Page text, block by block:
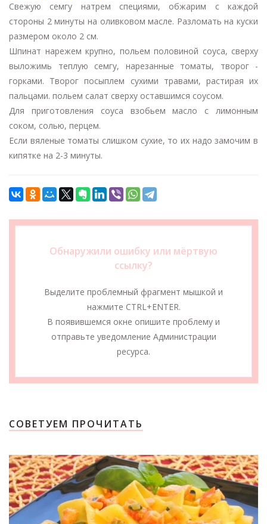
Свежую семгу натрем специями, обжарим с каждой
стороны 2 минуты на оливковом масле. Разломать на куски
размером около 2 см.
Шпинат нарежем крупно, польем половиной соуса, сверху
выложимь теплую семгу, нарезанные томаты, творог -
горками. Творог посыплем сухими травами, растирая их
пальцами. польем салат сверху оставшимся соусом.
Для приготовления соуса взобьем масло с лимонным
соком, солью, перцем.
Если вяленые томаты слишком сухие, то их надо замочим в
кипятке на 2-3 минуты.
Обнаружили ошибку или мёртвую
ссылку?
Выделите проблемный фрагмент мышкой и
нажмите CTRL+ENTER.
В появившемся окне опишите проблему и
отправьте уведомление Администрации
ресурса.
СОВЕТУЕМ ПРОЧИТАТЬ